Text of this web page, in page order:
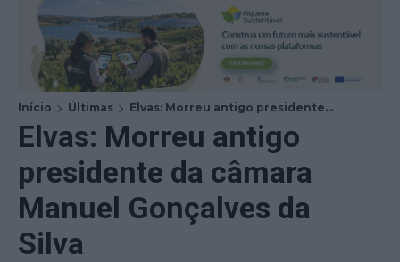
Início Últimas Elvas: Morreu antigo presidente...
Elvas: Morreu antigo
presidente da câmara
Manuel Gonçalves da
Silva